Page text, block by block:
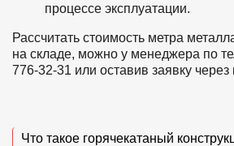
процессе эксплуатации.
Рассчитать стоимость метра
на складе, можно у менеджера по
776-32-31 или оставив заявку через
Что такое горячекатаный